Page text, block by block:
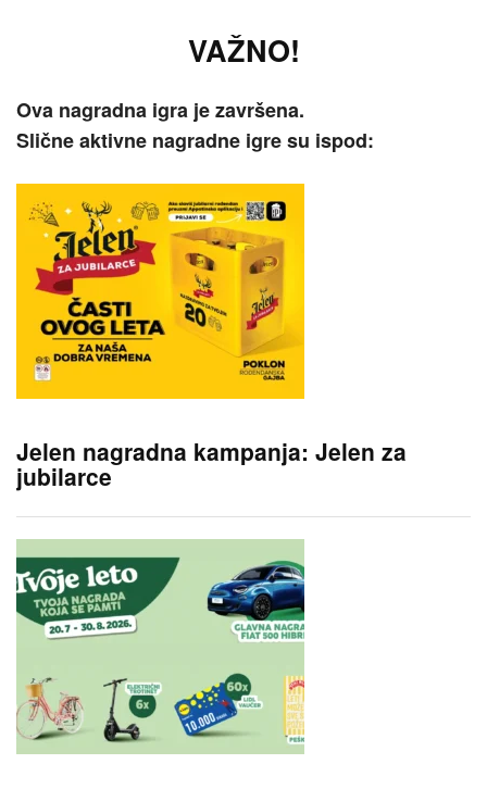
VAŽNO!
Ova nagradna igra je završena.
Slične aktivne nagradne igre su ispod:
Jelen nagradna kampanja: Jelen za
jubilarce